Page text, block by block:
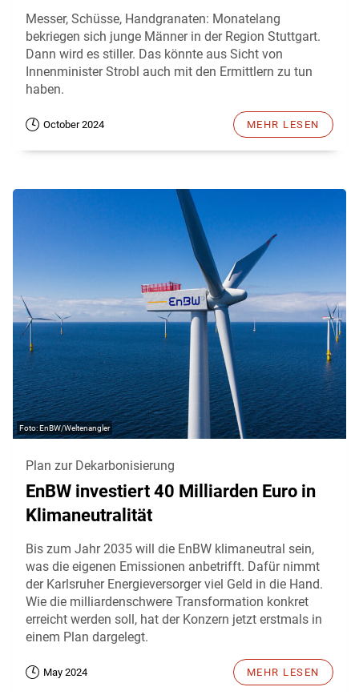
Messer, Schüsse, Handgranaten: Monatelang
bekriegen sich junge Männer in der Region Stuttgart.
Dann wird es stiller. Das könnte aus Sicht von
Innenminister Strobl auch mit den Ermittlern zu tun
haben.
October 2024 MEHR LESEN
EnBW/Weltenangler
Plan zur Dekarbonisierung
EnBW investiert 40 Milliarden Euro in
Klimaneutralität
Bis zum Jahr 2035 will die EnBW klimaneutral sein,
was die eigenen Emissionen anbetrifft. Dafür nimmt
der Karlsruher Energieversorger viel Geld in die Hand.
Wie die milliardenschwere Transformation konkret
erreicht werden soll, hat der Konzern jetzt erstmals in
einem Plan dargelegt.
May 2024 MEHR LESEN